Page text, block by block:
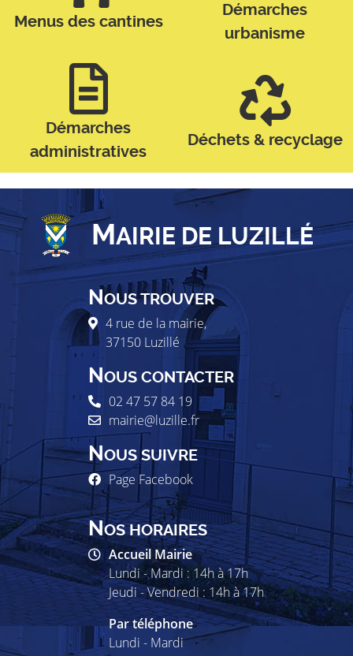
Menus des cantines
Démarches
urbanisme
Démarches
administratives
Déchets & recyclage
MAIRIE DE LUZILLÉ
NOUS TROUVER
4 rue de la mairie,
37150 Luzillé
NOUS CONTACTER
02 47 57 84 19
mairie@luzille.fr
NOUS SUIVRE
Page Facebook
NOS HORAIRES
Accueil Mairie
Lundi - Mardi : 14h à 17h
Jeudi - Vendredi : 14h à 17h
Par téléphone
Lundi - Mardi